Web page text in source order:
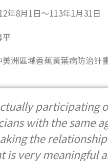
年8月1日～113年1月31日
平
洲區域香蕉黃葉病防治計
participating
with the same
the
is very meaningful